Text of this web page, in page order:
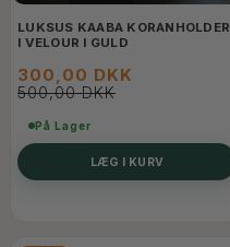
LUKSUS KAABA KORANHOLDER
I VELOUR I GULD
300,00 DKK
500,00 DKK
På Lager
LÆG I KURV